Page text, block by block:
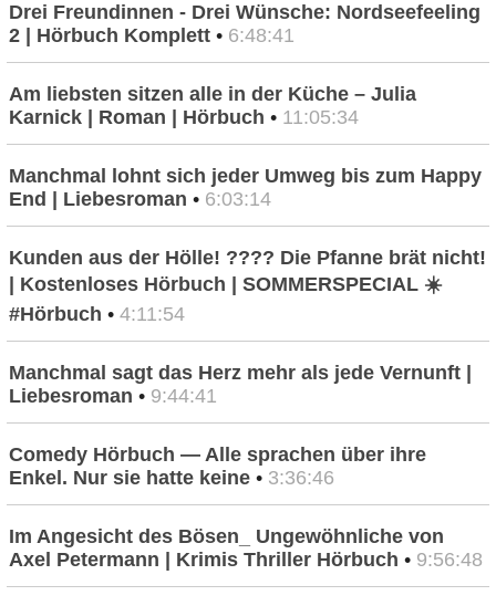
Drei Freundinnen - Drei Wünsche: Nordseefeeling
2 | Hörbuch Komplett • 6:48:41
Am liebsten sitzen alle in der Küche – Julia
Karnick | Roman | Hörbuch • 11:05:34
Manchmal lohnt sich jeder Umweg bis zum Happy
End | Liebesroman • 6:03:14
Kunden aus der Hölle! ???? Die Pfanne brät nicht!
| Kostenloses Hörbuch | SOMMERSPECIAL ☀️
#Hörbuch • 4:11:54
Manchmal sagt das Herz mehr als jede Vernunft |
Liebesroman • 9:44:41
Comedy Hörbuch — Alle sprachen über ihre
Enkel. Nur sie hatte keine • 3:36:46
Im Angesicht des Bösen_ Ungewöhnliche von
Axel Petermann | Krimis Thriller Hörbuch • 9:56:48